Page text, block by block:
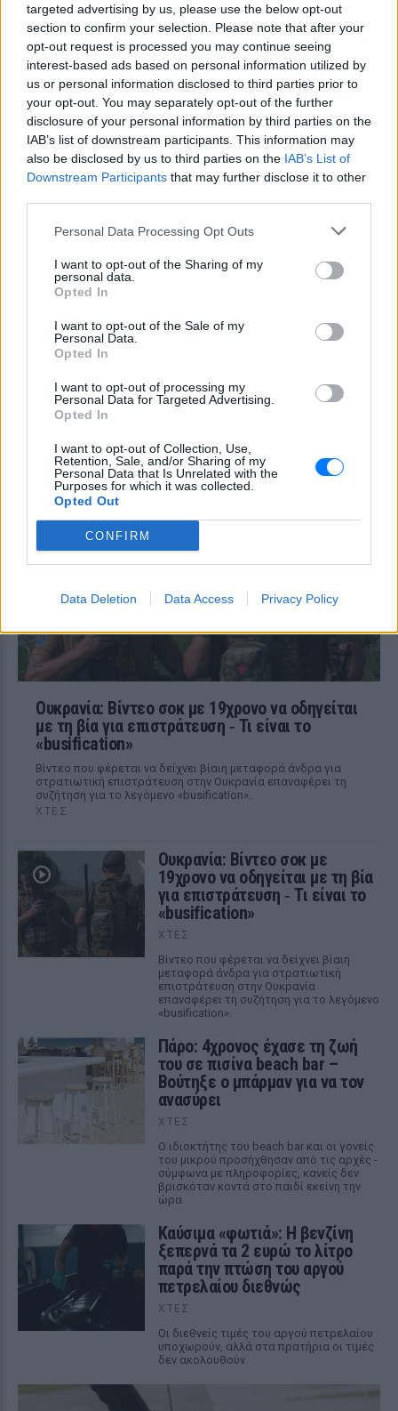
targeted advertising by us, please use the below opt-out
section to confirm your selection. Please note that after your
opt-out request is processed you may continue seeing
interest-based ads based on personal information utilized by
us or personal information disclosed to third parties prior to
your opt-out. You may separately opt-out of the further
disclosure of your personal information by third parties on the
IAB’s list of downstream participants. This information may
also be disclosed by us to third parties on the IAB’s List of
Downstream Participants that may further disclose it to other
Personal Data Processing Opt Outs
I want to opt-out of the Sharing of my
personal data.
Opted In
I want to opt-out of the Sale of my
Personal Data.
Opted In
I want to opt-out of processing my
Personal Data for Targeted Advertising.
Opted In
I want to opt-out of Collection, Use,
Retention, Sale, and/or Sharing of my
Personal Data that Is Unrelated with the
Purposes for which it was collected.
Opted Out
CONFIRM
Data Deletion Data Access Privacy Policy
2026‑2027: Ποια ΑΦΜ
υποβάλλουν αιτήσεις σήμερα
(9/8) – Όλα όσα πρέπει να
ξέρετε
ΠΡΙΝ 10 ΏΡΕΣ
Η προθεσμία υποβολής αιτήσεων λήγει
στις 21 Αυγούστου 2026, με επιδότηση
έως 600 ευρώ ανάλογα με την κατηγορία
δικαιούχου και την περίοδο διαμονής.
4χρονος στην Πάρο:
Ανθρωποκτονία από αμέλεια
έρευνα
ΠΡΙΝ 10 ΏΡΕΣ
Γονείς και ιδιοκτήτης του beach bar στη
πνιγμό του μικρού παιδιού σε πισίνα - ο
ιδιοκτήτης, δηλωμένος ως
Τροχαίο στη λεωφόρο
Δύο αστυνομικοί τραυματίες
ΠΡΙΝ 10 ΏΡΕΣ
ενοικιαζόμενο όχημα επέβαιναν τέσσερα
τραυματιών εμπνέει ανησυχία.
Ουκρανία: Βίντεο σοκ με 19χρονο να οδηγείται
με τη βία για επιστράτευση ‑ Τι είναι το
«busification»
Βίντεο που φέρεται να δείχνει βίαιη μεταφορά άνδρα για
στρατιωτική επιστράτευση στην Ουκρανία επαναφέρει τη
συζήτηση για το λεγόμενο «busification».
ΧΤΕΣ
Ουκρανία: Βίντεο σοκ με
19χρονο να οδηγείται με τη βία
για επιστράτευση ‑ Τι είναι το
«busification»
ΧΤΕΣ
Βίντεο που φέρεται να δείχνει βίαιη
μεταφορά άνδρα για στρατιωτική
επιστράτευση στην Ουκρανία
επαναφέρει τη συζήτηση για το λεγόμενο
«busification».
Πάρο: 4χρονος έχασε τη ζωή
του σε πισίνα beach bar –
Βούτηξε ο μπάρμαν για να τον
ανασύρει
ΧΤΕΣ
Ο ιδιοκτήτης του beach bar και οι γονείς
του μικρού προσήχθησαν από τις αρχές -
σύμφωνα με πληροφορίες, κανείς δεν
βρισκόταν κοντά στο παιδί εκείνη την
ώρα
Καύσιμα «φωτιά»: Η βενζίνη
ξεπερνά τα 2 ευρώ το λίτρο
παρά την πτώση του αργού
πετρελαίου διεθνώς
ΧΤΕΣ
Οι διεθνείς τιμές του αργού πετρελαίου
υποχωρούν, αλλά στα πρατήρια οι τιμές
δεν ακολουθούν